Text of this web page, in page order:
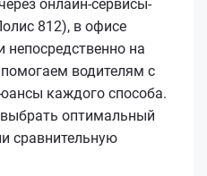
онлайн-сервисы-
812), в офисе
непосредственно на
водителям с
каждого способа.
оптимальный
сравнительную